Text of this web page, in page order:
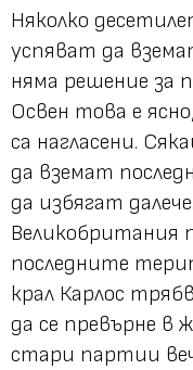
Няколко
успяват да
няма решение за
Освен това е
са нагласени.
да вземат
да избягат
Великобритания
последните
крал Карлос
да се превърне в
стари партии